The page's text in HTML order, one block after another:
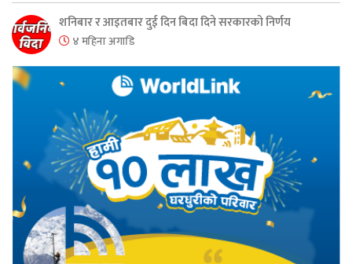
शनिबार र आइतबार दुई दिन बिदा दिने सरकारको निर्णय
४ महिना अगाडि